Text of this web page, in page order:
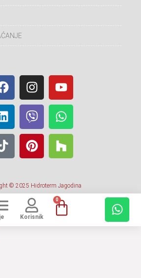
© 2025 Hidroterm Jagodina
Korisnik
0